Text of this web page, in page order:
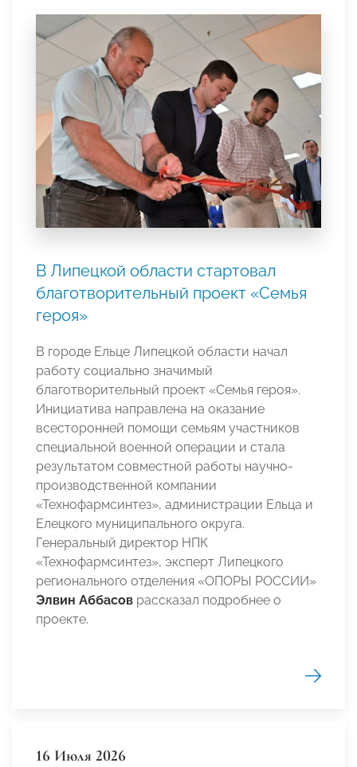
В Липецкой области стартовал
благотворительный проект «Семья
героя»
В городе Ельце Липецкой области начал
работу социально значимый
благотворительный проект «Семья героя».
Инициатива направлена на оказание
всесторонней помощи семьям участников
специальной военной операции и стала
результатом совместной работы научно-
производственной компании
«Технофармсинтез», администрации Ельца и
Елецкого муниципального округа.
Генеральный директор НПК
«Технофармсинтез», эксперт Липецкого
регионального отделения «ОПОРЫ РОССИИ»
Элвин Аббасов рассказал подробнее о
проекте.
16 Июля 2026